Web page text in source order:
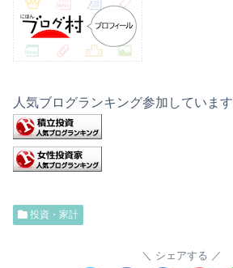
人気ブログランキング参加しています
投資・家計
シェアする